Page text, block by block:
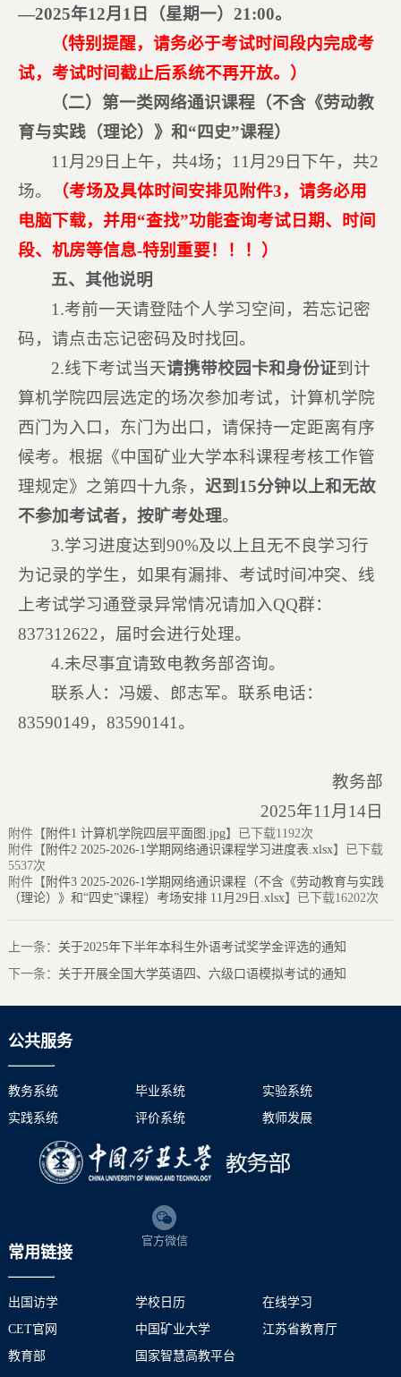
—2025年12月1日（星期一）21:00。
（特别提醒，请务必于考试时间段内完成考
试，考试时间截止后系统不再开放。）
（二）第一类网络通识课程（不含《劳动教
育与实践（理论）》和“四史”课程）
11月29日上午，共4场；11月29日下午，共2
场。
（考场及具体时间安排见附件3， 请务必用
电脑下载，并用“查找”功能查询考试日期、时间
段、机房等信息-特别重要！！！
）
五、其他说明
1.考前一天请登陆个人学习空间，若忘记密
码，请点击忘记密码及时找回。
2.线下考试当天请携带校园卡和身份证到计
算机学院四层选定的场次参加考试，计算机学院
西门为入口，东门为出口，请保持一定距离有序
候考。根据《中国矿业大学本科课程考核工作管
理规定》之第四十九条， 迟到15分钟以上和无故
不参加考试者，按旷考处理。
3.学习进度达到90%及以上且无不良学习行
为记录的学生，如果有漏排、考试时间冲突、线
上考试学习通登录异常情况请加入QQ群：
837312622，届时会进行处理。
4.未尽事宜请致电教务部咨询。
联系人：冯媛、郎志军。联系电话：
83590149，83590141。
教务部
2025年11月14日
附件【 附件1 计算机学院四层平面图.jpg】已下载1192次
附件【 附件2 2025-2026-1学期网络通识课程学习进度表.xlsx】已下载
5537次
附件【 附件3 2025-2026-1学期网络通识课程（不含《劳动教育与实践
（理论）》和“四史”课程）考场安排 11月29日.xlsx】已下载16202次
上一条： 关于2025年下半年本科生外语考试奖学金评选的通知
下一条： 关于开展全国大学英语四、六级口语模拟考试的通知
公共服务
教务系统 毕业系统
实验系统
实践系统
评价系统 教师发展
官方微信
常用链接
出国访学 学校日历
在线学习
CET官网
中国矿业大学
江苏省教育厅
教育部
国家智慧高教平台